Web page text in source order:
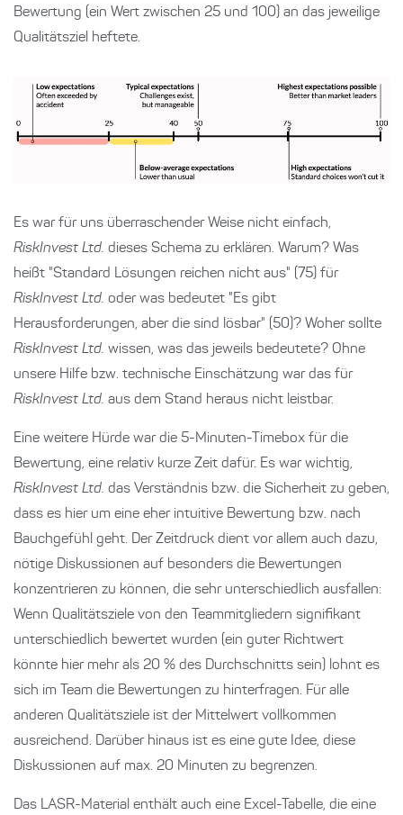
Bewertung (ein Wert zwischen 25 und 100) an das jeweilige
Qualitätsziel heftete.
Es war für uns überraschender Weise nicht einfach,
RiskInvest Ltd. dieses Schema zu erklären. Warum? Was
heißt "Standard Lösungen reichen nicht aus" (75) für
RiskInvest Ltd. oder was bedeutet "Es gibt
Herausforderungen, aber die sind lösbar" (50)? Woher sollte
RiskInvest Ltd. wissen, was das jeweils bedeutete? Ohne
unsere Hilfe bzw. technische Einschätzung war das für
RiskInvest Ltd. aus dem Stand heraus nicht leistbar.
Eine weitere Hürde war die 5-Minuten-Timebox für die
Bewertung, eine relativ kurze Zeit dafür. Es war wichtig,
RiskInvest Ltd. das Verständnis bzw. die Sicherheit zu geben,
dass es hier um eine eher intuitive Bewertung bzw. nach
Bauchgefühl geht. Der Zeitdruck dient vor allem auch dazu,
nötige Diskussionen auf besonders die Bewertungen
konzentrieren zu können, die sehr unterschiedlich ausfallen:
Wenn Qualitätsziele von den Teammitgliedern signifikant
unterschiedlich bewertet wurden (ein guter Richtwert
könnte hier mehr als 20 % des Durchschnitts sein) lohnt es
sich im Team die Bewertungen zu hinterfragen. Für alle
anderen Qualitätsziele ist der Mittelwert vollkommen
ausreichend. Darüber hinaus ist es eine gute Idee, diese
Diskussionen auf max. 20 Minuten zu begrenzen.
Das LASR-Material enthält auch eine Excel-Tabelle, die eine